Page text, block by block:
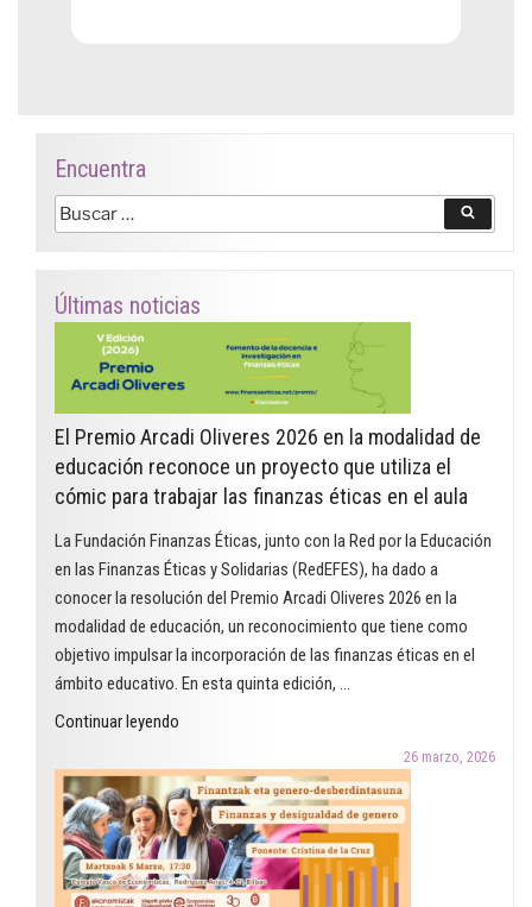
Encuentra
Buscar
por:
Últimas noticias
El Premio Arcadi Oliveres 2026 en la modalidad de
educación reconoce un proyecto que utiliza el
cómic para trabajar las finanzas éticas en el aula
La Fundación Finanzas Éticas, junto con la Red por la Educación
en las Finanzas Éticas y Solidarias (RedEFES), ha dado a
conocer la resolución del Premio Arcadi Oliveres 2026 en la
modalidad de educación, un reconocimiento que tiene como
objetivo impulsar la incorporación de las finanzas éticas en el
ámbito educativo. En esta quinta edición, …
Continuar leyendo
Arcadi
Oliveres
2026
en
la
26 marzo, 2026